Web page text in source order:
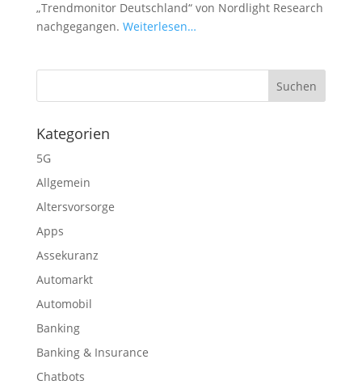
„Trendmonitor Deutschland“ von Nordlight Research
nachgegangen. Weiterlesen…
Kategorien
5G
Allgemein
Altersvorsorge
Apps
Assekuranz
Automarkt
Automobil
Banking
Banking & Insurance
Chatbots